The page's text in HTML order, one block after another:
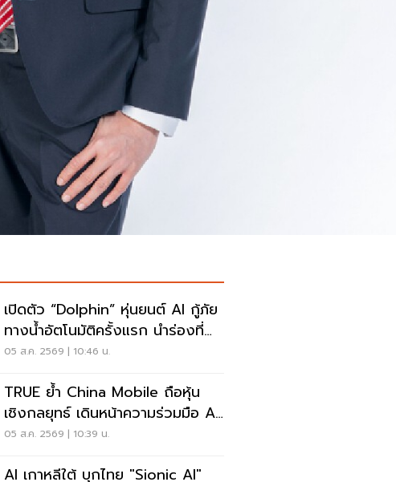
เปิดตัว “Dolphin” หุ่นยนต์ AI กู้ภัย
ทางน้ำอัตโนมัติครั้งแรก นำร่องที่
ภูเก็ต
05 ส.ค. 2569 | 10:46 น.
TRUE ย้ำ China Mobile ถือหุ้น
เชิงกลยุทธ์ เดินหน้าความร่วมมือ AI
ต่อเนื่อง
05 ส.ค. 2569 | 10:39 น.
AI เกาหลีใต้ บุกไทย "Sionic AI"